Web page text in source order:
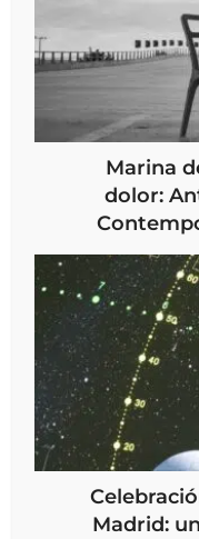
Marina
dolor:
Madrid: